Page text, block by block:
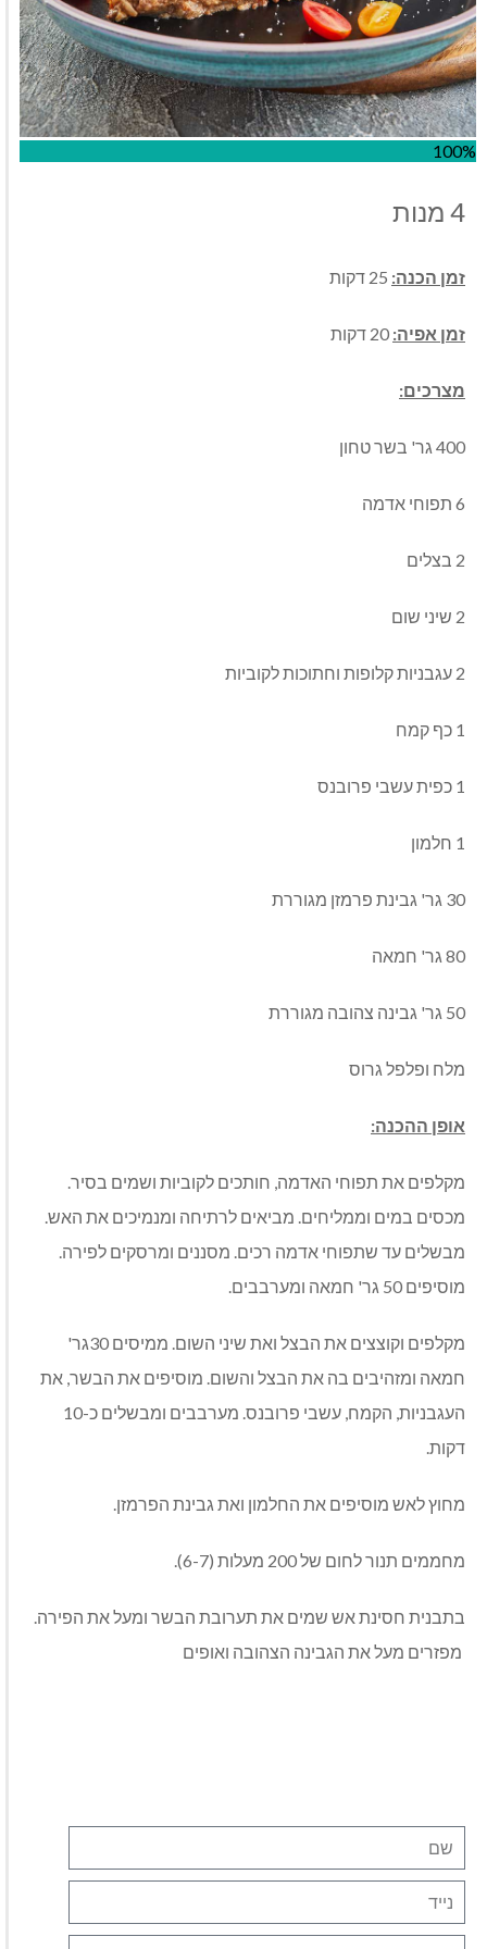
100%
4 מנות
זמן הכנה:
זמן אפיה:
מצרכים:
400 גר' בשר טחון
6 תפוחי אדמה
2 בצלים
2 שיני שום
2 עגבניות קלופות וחתוכות לקוביות
1 כף קמח
1 כפית עשבי פרובנס
1 חלמון
30 גר' גבינת פרמזן מגוררת
80 גר' חמאה
50 גר' גבינה צהובה מגוררת
מלח ופלפל גרוס
אופן ההכנה:
מקלפים את תפוחי האדמה, חותכים לקוביות ושמים בסיר.
מכסים במים וממליחים. מביאים לרתיחה ומנמיכים את האש.
מבשלים עד שתפוחי אדמה רכים. מסננים ומרסקים לפירה.
מוסיפים 50 גר' חמאה ומערבבים.
מקלפים וקוצצים את הבצל ואת שיני השום. ממיסים 30גר'
חמאה ומזהיבים בה את הבצל והשום. מוסיפים את הבשר, את
העגבניות, הקמח, עשבי פרובנס. מערבבים ומבשלים כ-10
דקות.
מחוץ לאש מוסיפים את החלמון ואת גבינת הפרמזן.
מחממים תנור לחום של 200 מעלות (6-7).
בתבנית חסינת אש שמים את תערובת הבשר ומעל את הפירה.
מפזרים מעל את הגבינה הצהובה ואופים